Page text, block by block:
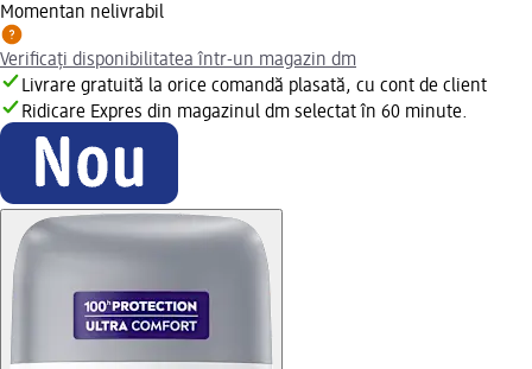
Momentan nelivrabil
Verificați disponibilitatea într-un magazin dm
Livrare gratuită la orice comandă plasată, cu cont de client
Ridicare Expres din magazinul dm selectat în 60 minute.